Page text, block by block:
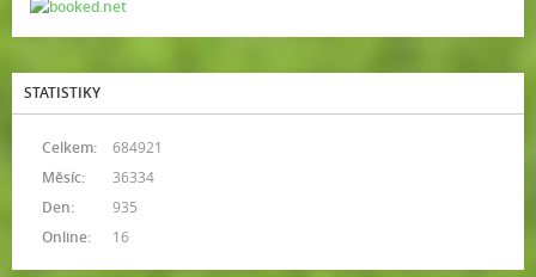
STATISTIKY
Online: 16
Celkem:
684921
Měsíc:
36334
Den:
935